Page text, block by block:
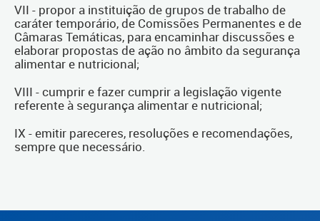
VII - propor a instituição de grupos de trabalho de
caráter temporário, de Comissões Permanentes e de
Câmaras Temáticas, para encaminhar discussões e
elaborar propostas de ação no âmbito da segurança
alimentar e nutricional;
VIII - cumprir e fazer cumprir a legislação vigente
referente à segurança alimentar e nutricional;
IX - emitir pareceres, resoluções e recomendações,
sempre que necessário.